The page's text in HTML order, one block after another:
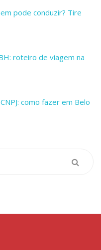
pode conduzir? Tire
roteiro de viagem na
como fazer em Belo